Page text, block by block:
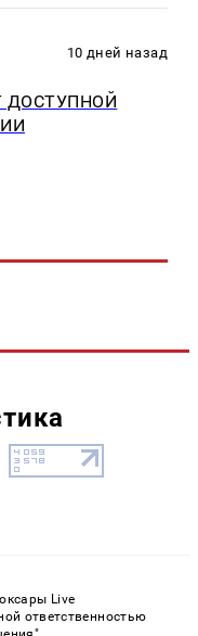
10 дней назад
ДОСТУПНОЙ
Live
ответственностью